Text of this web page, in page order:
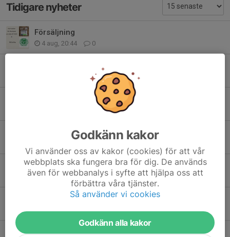
Tidigare nyheter
Försäljning
4 aug, 20:44 0
0
Lagen till GIF-cupen
Inför GIF-cupen
Arbetsuppgifter GIF-cupen
14 jul, 19:08 9
Kioskvecka vecka 30: Charlie och Oliver
29 jun, 12:05 0
Sommarinfo
Godkänn kakor
Vi använder oss av kakor (cookies) för att vår
webbplats ska fungera bra för dig. De används
även för webbanalys i syfte att hjälpa oss att
förbättra våra tjänster.
Så använder vi cookies
Godkänn alla kakor